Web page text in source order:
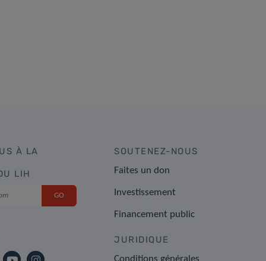
À LA
LIH
SOUTENEZ-NOUS
Faites un don
Investissement
Financement public
JURIDIQUE
Conditions générales